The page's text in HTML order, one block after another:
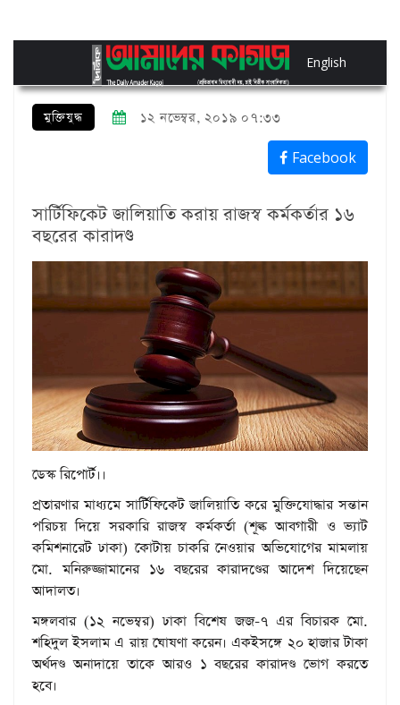
English
মুক্তিযুদ্ধ ১২ নভেম্বর, ২০১৯ ০৭:৩৩
Facebook
সার্টিফিকেট জালিয়াতি করায় রাজস্ব কর্মকর্তার ১৬
বছরের কারাদণ্ড
ডেস্ক রিপোর্ট।।
প্রতারণার মাধ্যমে সার্টিফিকেট জালিয়াতি করে মুক্তিযোদ্ধার সন্তান
পরিচয় দিয়ে সরকারি রাজস্ব কর্মকর্তা (শূল্ক আবগারী ও ভ্যাট
কমিশনারেট ঢাকা) কোটায় চাকরি নেওয়ার অভিযোগের মামলায়
মো. মনিরুজ্জামানের ১৬ বছরের কারাদণ্ডের আদেশ দিয়েছেন
আদালত।
মঙ্গলবার (১২ নভেম্বর) ঢাকা বিশেষ জজ-৭ এর বিচারক মো.
শহিদুল ইসলাম এ রায় ঘোষণা করেন। একইসঙ্গে ২০ হাজার টাকা
অর্থদণ্ড অনাদায়ে তাকে আরও ১ বছরের কারাদণ্ড ভোগ করতে
হবে।